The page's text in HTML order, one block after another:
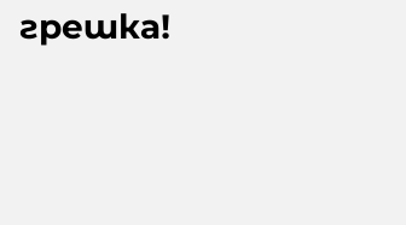
грешка!